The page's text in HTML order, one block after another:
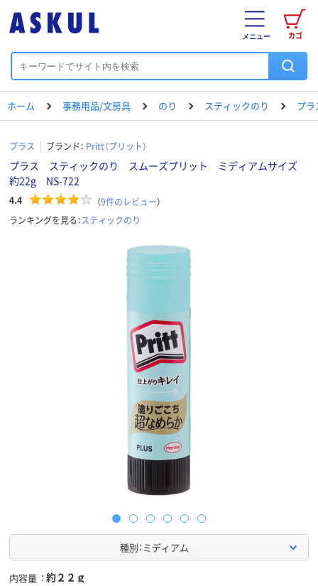
カゴ
メニュー
ホーム 事務用品/文房具 のり スティックのり プ
プラス ブランド： Pritt（プリット）
プラス スティックのり スムーズプリット ミディアムサイズ
約22g NS-722
4.4 （9件のレビュー）
ランキングを見る：スティックのり
種別：ミディアム
内容量 約２２ｇ